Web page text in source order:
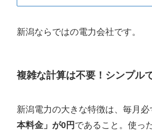
新潟ならではの電力会社です。
複雑な計算は不要！シンプル
新潟電力の大きな特徴は、毎月必
本料金」が0円 であること。使っ